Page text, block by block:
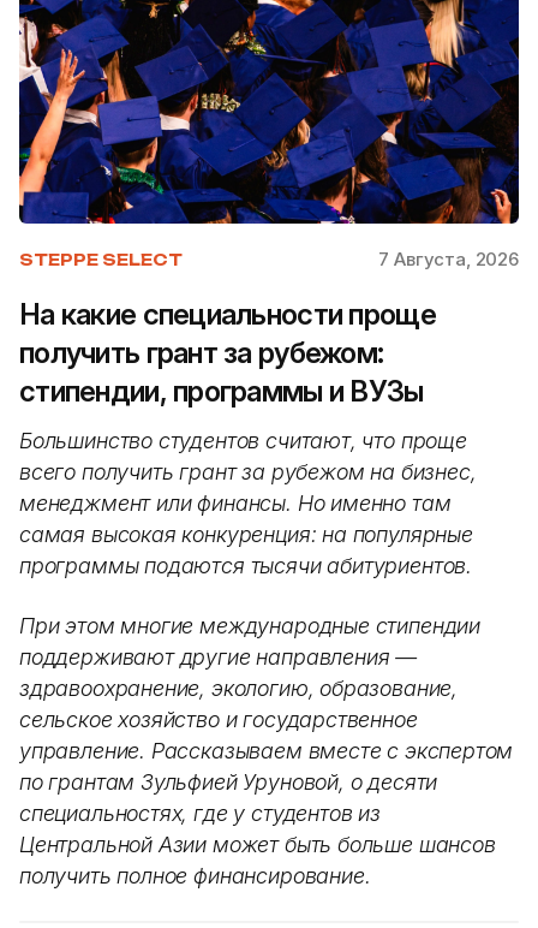
STEPPE SELECT 7 Августа, 2026
На какие специальности проще
получить грант за рубежом:
стипендии, программы и ВУЗы
Большинство студентов считают, что проще
всего получить грант за рубежом на бизнес,
менеджмент или финансы. Но именно там
самая высокая конкуренция: на популярные
программы подаются тысячи абитуриентов.
При этом многие международные стипендии
поддерживают другие направления —
здравоохранение, экологию, образование,
сельское хозяйство и государственное
управление. Рассказываем вместе с экспертом
по грантам Зульфией Уруновой, о десяти
специальностях, где у студентов из
Центральной Азии может быть больше шансов
получить полное финансирование.